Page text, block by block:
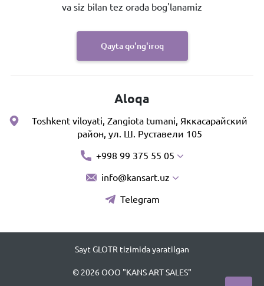
va siz bilan tez orada bog'lanamiz
Qayta qo'ng'iroq
Aloqa
Toshkent viloyati, Zangiota tumani, Яккасарайский
район, ул. Ш. Руставели 105
+998 99 375 55 05
info@kansart.uz
Telegram
Sayt GLOTR tizimida yaratilgan
© 2026 OOO "KANS ART SALES"